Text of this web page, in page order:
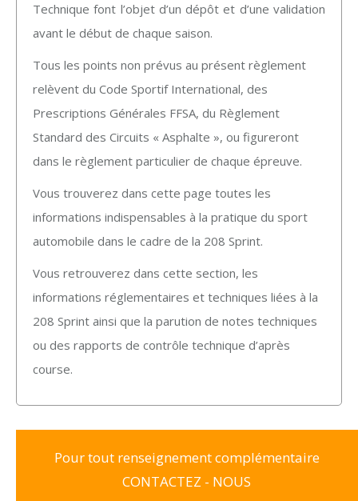
Technique font l’objet d’un dépôt et d’une validation
avant le début de chaque saison.
Tous les points non prévus au présent règlement
relèvent du Code Sportif International, des
Prescriptions Générales FFSA, du Règlement
Standard des Circuits « Asphalte », ou figureront
dans le règlement particulier de chaque épreuve.
Vous trouverez dans cette page toutes les
informations indispensables à la pratique du sport
automobile dans le cadre de la 208 Sprint.
Vous retrouverez dans cette section, les
informations réglementaires et techniques liées à la
208 Sprint ainsi que la parution de notes techniques
ou des rapports de contrôle technique d’après
course.
Pour tout renseignement complémentaire
CONTACTEZ - NOUS